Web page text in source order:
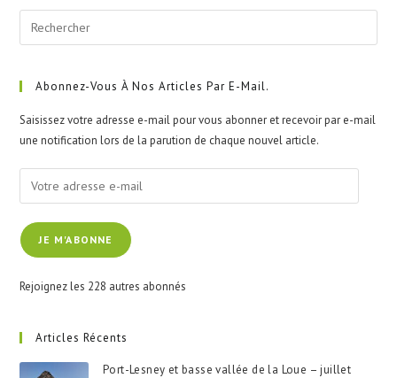
Abonnez-Vous À Nos Articles Par E-Mail.
Saisissez votre adresse e-mail pour vous abonner et recevoir par e-mail
une notification lors de la parution de chaque nouvel article.
Votre
adresse
e-
mailJE M'ABONNE
Rejoignez les 228 autres abonnés
Articles Récents
Port-Lesney et basse vallée de la Loue – juillet